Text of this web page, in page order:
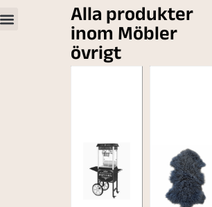
Alla produkter
inom Möbler
övrigt